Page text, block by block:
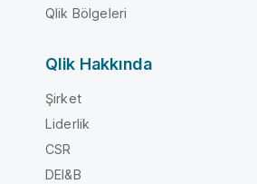
Qlik Bölgeleri
Qlik Hakkında
Şirket
Liderlik
CSR
DEI&B